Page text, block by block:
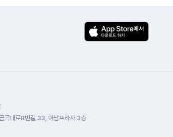
곡대로8번길 33, 아남프라자 3층